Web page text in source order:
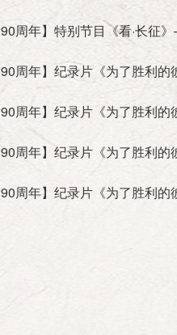
周年】特别节目《看·长征
90周年】纪录片《为了胜利
90周年】纪录片《为了胜利
90周年】纪录片《为了胜利
90周年】纪录片《为了胜利